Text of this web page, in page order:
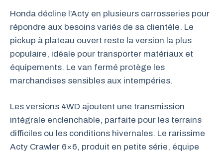
Honda décline l’Acty en plusieurs carrosseries pour
répondre aux besoins variés de sa clientèle. Le
pickup à plateau ouvert reste la version la plus
populaire, idéale pour transporter matériaux et
équipements. Le van fermé protège les
marchandises sensibles aux intempéries.
Les versions 4WD ajoutent une transmission
intégrale enclenchable, parfaite pour les terrains
difficiles ou les conditions hivernales. Le rarissime
Acty Crawler 6×6, produit en petite série, équipe